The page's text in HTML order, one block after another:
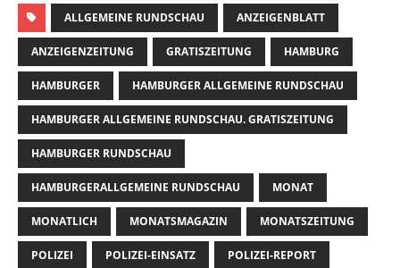
ALLGEMEINE RUNDSCHAU ANZEIGENBLATT
ANZEIGENZEITUNG GRATISZEITUNG HAMBURG
HAMBURGER HAMBURGER ALLGEMEINE RUNDSCHAU
HAMBURGER ALLGEMEINE RUNDSCHAU. GRATISZEITUNG
HAMBURGER RUNDSCHAU
HAMBURGERALLGEMEINE RUNDSCHAU MONAT
MONATLICH MONATSMAGAZIN MONATSZEITUNG
POLIZEI POLIZEI-EINSATZ POLIZEI-REPORT